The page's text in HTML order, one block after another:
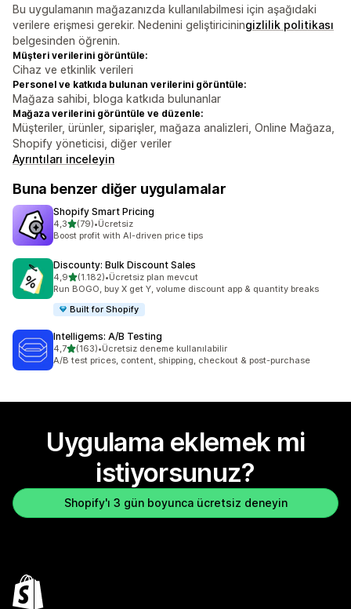
Bu uygulamanın mağazanızda kullanılabilmesi için aşağıdaki
verilere erişmesi gerekir. Nedenini geliştiriciningizlilik politikası
belgesinden öğrenin.
Müşteri verilerini görüntüle:
Cihaz ve etkinlik verileri
Personel ve katkıda bulunan verilerini görüntüle:
Mağaza sahibi, bloga katkıda bulunanlar
Mağaza verilerini görüntüle ve düzenle:
Müşteriler, ürünler, siparişler, mağaza analizleri, Online Mağaza,
Shopify yöneticisi, diğer veriler
Ayrıntıları inceleyin
Buna benzer diğer uygulamalar
Shopify Smart Pricing
4,35 yıldız üzerinden
(79)
toplam 79 değerlendirme
•Ücretsiz
Boost profit with AI-driven price tips
Discounty: Bulk Discount Sales
4,95 yıldız üzerinden
(1.182)
toplam 1182 değerlendirme
•Ücretsiz plan mevcut
Run BOGO, buy X get Y, volume discount app & quantity breaks
Built for Shopify
Intelligems: A/B Testing
4,75 yıldız üzerinden
(163)
toplam 163 değerlendirme
•Ücretsiz deneme kullanılabilir
A/B test prices, content, shipping, checkout & post-purchase
Uygulama eklemek mi
istiyorsunuz?
Shopify'ı 3 gün boyunca ücretsiz deneyin